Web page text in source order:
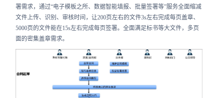
署需求，通过“电子模板之所、数据智能填报、批量签署等”服务全面缩减
文件上传、识别、审核时间，让200页左右的文件3s左右完成每页盖章、
5000页的文件能在15s左右完成每页签署。全面满足标书等大文件，多页
面的密集盖章需求。